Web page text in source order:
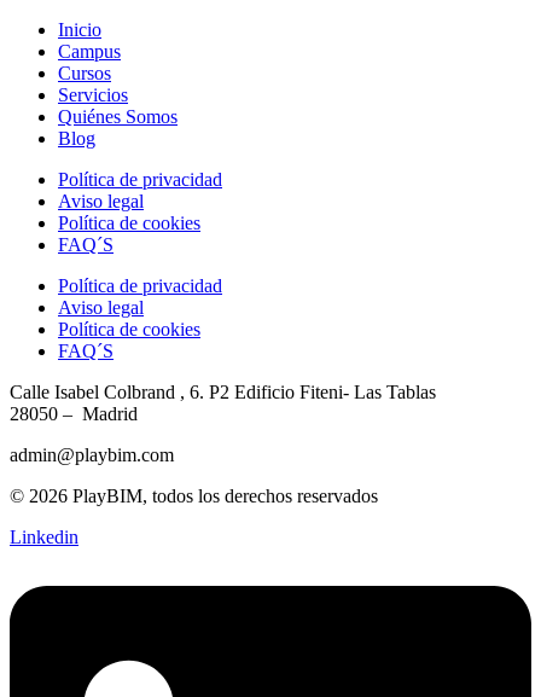
Inicio
Campus
Cursos
Servicios
Quiénes Somos
Blog
Política de privacidad
Aviso legal
Política de cookies
FAQ´S
Política de privacidad
Aviso legal
Política de cookies
FAQ´S
Calle Isabel Colbrand , 6. P2 Edificio Fiteni- Las Tablas
28050 – Madrid
admin@playbim.com
© 2026 PlayBIM, todos los derechos reservados
Linkedin